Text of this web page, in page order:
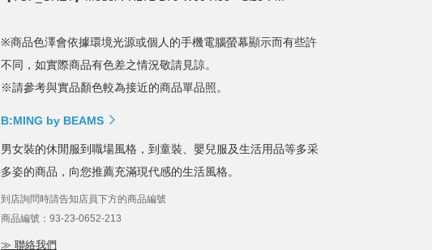
※商品色澤會依據環境光源或個人的手機電腦螢幕顯示而有些許
不同，如實際商品有色差之情況敬請見諒。
※請參考與實品顏色較為接近的商品單品照。
B:MING by BEAMS
男女裝的休閒服到職場風格，到童裝、嬰兒服及生活用品等多采
多姿的商品，向您推薦充滿現代感的生活風格。
到店詢問時請告知店員下方的商品編號
商品編號：93-23-0652-213
≫ 聯絡我們